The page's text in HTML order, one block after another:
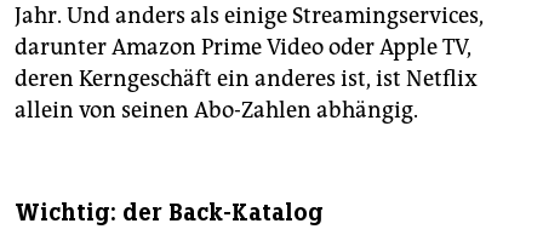
Jahr. Und anders als einige Streamingservices,
darunter Amazon Prime Video oder Apple TV,
deren Kerngeschäft ein anderes ist, ist Netflix
allein von seinen Abo-Zahlen abhängig.
Wichtig: der Back-Katalog